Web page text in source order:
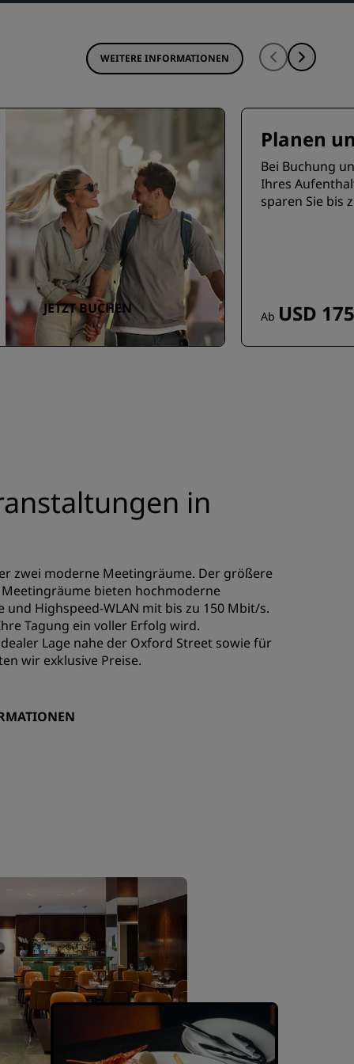
WEITERE INFORMATIONEN
JETZT BUCHEN
Planen
Bei Buchung
Ihres
sparen Sie bis
Ab USD
in
zwei moderne Meetingräume. Der größere
bieten hochmoderne
Highspeed-WLAN mit bis zu 150 Mbit/s.
Tagung ein voller Erfolg wird.
Lage nahe der Oxford Street sowie für
wir exklusive Preise.